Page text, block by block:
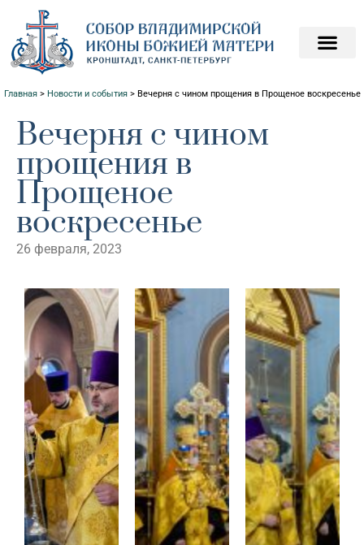
Главная> Новости и события> Вечерня с чином прощения в Прощеное воскресенье
Вечерня с чином
прощения в
Прощеное
воскресенье
26 февраля, 2023